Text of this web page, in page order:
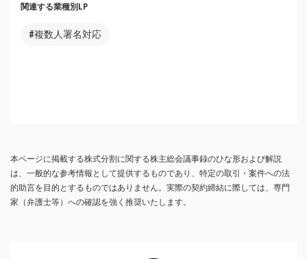
関連する業種別LP
#複数人署名対応
本ページに掲載する株式分割に関する株主総会議事録のひな形および解説
は、一般的な参考情報として提供するものであり、特定の取引・案件への法
的助言を目的とするものではありません。実際の契約締結に際しては、専門
家（弁護士等）への確認を強く推奨いたします。